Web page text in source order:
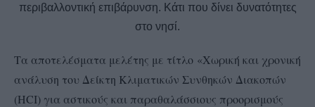
περιβαλλοντική επιβάρυνση. Κάτι που δίνει δυνατότητες
στο νησί.
Τα αποτελέσματα μελέτης με τίτλο «Χωρική και χρονική
ανάλυση του Δείκτη Κλιματικών Συνθηκών Διακοπών
(HCI) για αστικούς και παραθαλάσσιους προορισμούς